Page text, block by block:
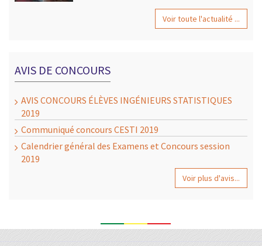
Voir toute l'actualité ...
AVIS DE CONCOURS
AVIS CONCOURS ÉLÈVES INGÉNIEURS STATISTIQUES
2019
Communiqué concours CESTI 2019
Calendrier général des Examens et Concours session
2019
Voir plus d'avis...